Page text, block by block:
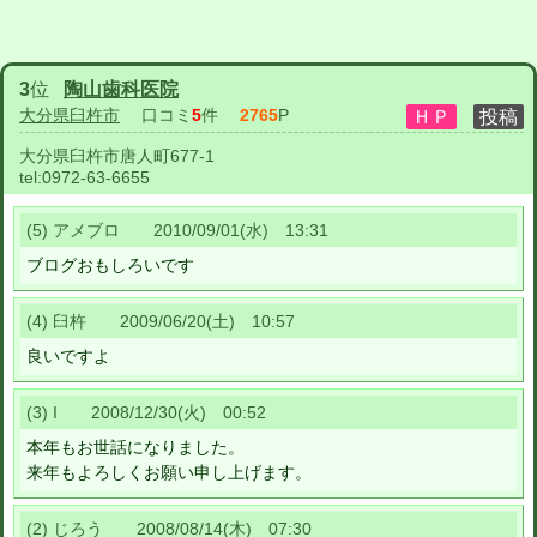
3位 陶山歯科医院
大分県臼杵市 口コミ 5件 2765P
大分県臼杵市唐人町677-1
tel:0972-63-6655
(5) アメブロ 2010/09/01(水) 13:31
ブログおもしろいです
(4) 臼杵 2009/06/20(土) 10:57
良いですよ
(3) I 2008/12/30(火) 00:52
本年もお世話になりました。
来年もよろしくお願い申し上げます。
(2) じろう 2008/08/14(木) 07:30